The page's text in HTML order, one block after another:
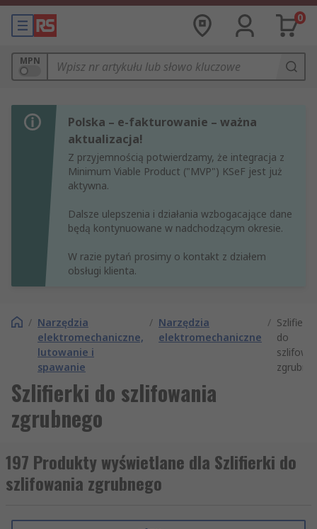
0
MPN
Polska – e-fakturowanie – ważna
aktualizacja!
Z przyjemnością potwierdzamy, że integracja z
Minimum Viable Product ("MVP") KSeF jest już
aktywna.
Dalsze ulepszenia i działania wzbogacające dane
będą kontynuowane w nadchodzącym okresie.
W razie pytań prosimy o kontakt z działem
obsługi klienta.
/ Narzędzia
elektromechaniczne,
lutowanie i
spawanie
/ Narzędzia
elektromechaniczne
/ Szlifierki
do
Szlifierki do szlifowania
zgrubnego
197 Produkty wyświetlane dla Szlifierki do
szlifowania zgrubnego